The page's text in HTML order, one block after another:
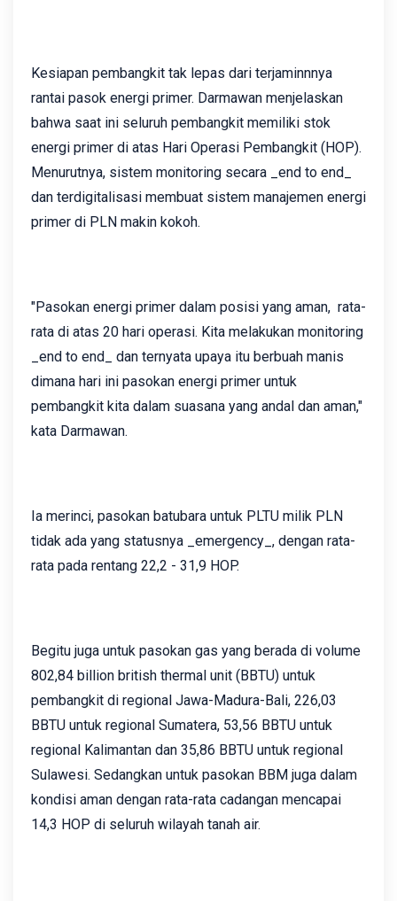
Kesiapan pembangkit tak lepas dari terjaminnnya
rantai pasok energi primer. Darmawan menjelaskan
bahwa saat ini seluruh pembangkit memiliki stok
energi primer di atas Hari Operasi Pembangkit (HOP).
Menurutnya, sistem monitoring secara _end to end_
dan terdigitalisasi membuat sistem manajemen energi
primer di PLN makin kokoh.
"Pasokan energi primer dalam posisi yang aman, rata-
rata di atas 20 hari operasi. Kita melakukan monitoring
_end to end_ dan ternyata upaya itu berbuah manis
dimana hari ini pasokan energi primer untuk
pembangkit kita dalam suasana yang andal dan aman,"
kata Darmawan.
Ia merinci, pasokan batubara untuk PLTU milik PLN
tidak ada yang statusnya _emergency_, dengan rata-
rata pada rentang 22,2 - 31,9 HOP.
Begitu juga untuk pasokan gas yang berada di volume
802,84 billion british thermal unit (BBTU) untuk
pembangkit di regional Jawa-Madura-Bali, 226,03
BBTU untuk regional Sumatera, 53,56 BBTU untuk
regional Kalimantan dan 35,86 BBTU untuk regional
Sulawesi. Sedangkan untuk pasokan BBM juga dalam
kondisi aman dengan rata-rata cadangan mencapai
14,3 HOP di seluruh wilayah tanah air.